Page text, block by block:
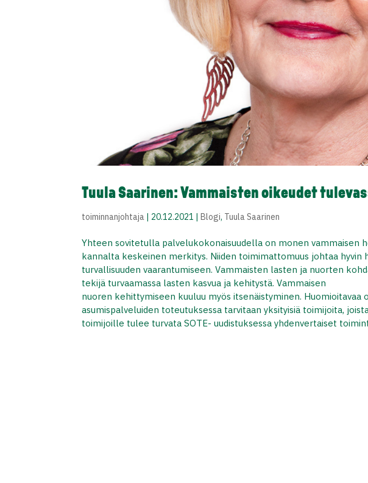
Tuula Saarinen: Vammaisten oikeudet
toiminnanjohtaja | 20.12.2021 |Blogi, Tuula Saarinen
Yhteen sovitetulla palvelukokonaisuudella on monen vammaisen
kannalta keskeinen merkitys. Niiden toimimattomuus johtaa hyvin
turvallisuuden vaarantumiseen. Vammaisten lasten ja nuorten
tekijä turvaamassa lasten kasvua ja kehitystä. Vammaisen
nuoren kehittymiseen kuuluu myös itsenäistyminen. Huomioitavaa
asumispalveluiden toteutuksessa tarvitaan yksityisiä toimijoita,
toimijoille tulee turvata SOTE- uudistuksessa yhdenvertaiset